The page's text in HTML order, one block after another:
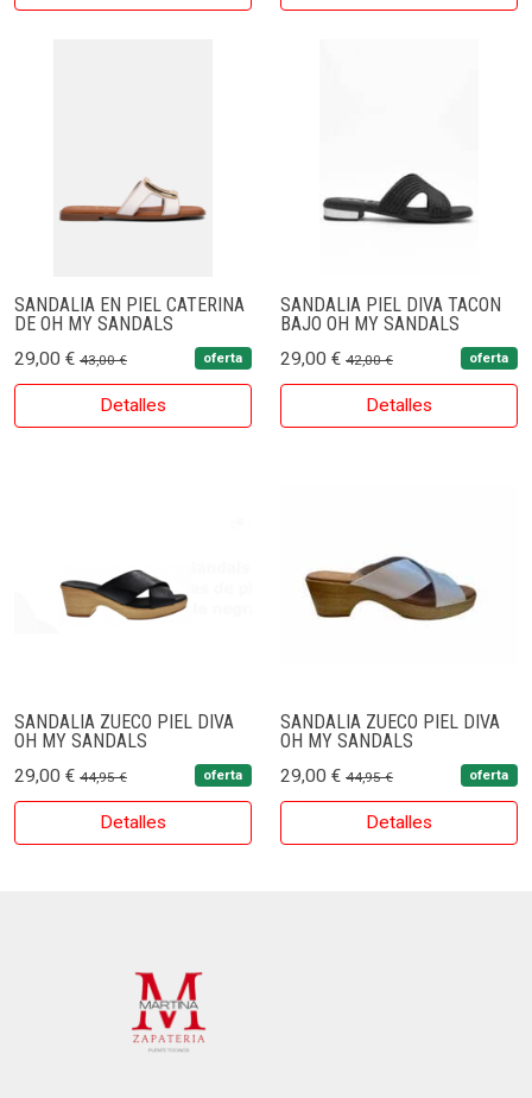
SANDALIA EN PIEL CATERINA
DE OH MY SANDALS
29,00 € 43,00 € oferta
Detalles
SANDALIA PIEL DIVA TACON
BAJO OH MY SANDALS
29,00 € 42,00 € oferta
Detalles
SANDALIA ZUECO PIEL DIVA
OH MY SANDALS
29,00 € 44,95 € oferta
Detalles
SANDALIA ZUECO PIEL DIVA
OH MY SANDALS
29,00 € 44,95 € oferta
Detalles